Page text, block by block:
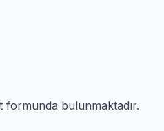
formunda bulunmaktadır.